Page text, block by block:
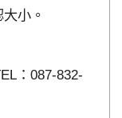
小。
：087-832-